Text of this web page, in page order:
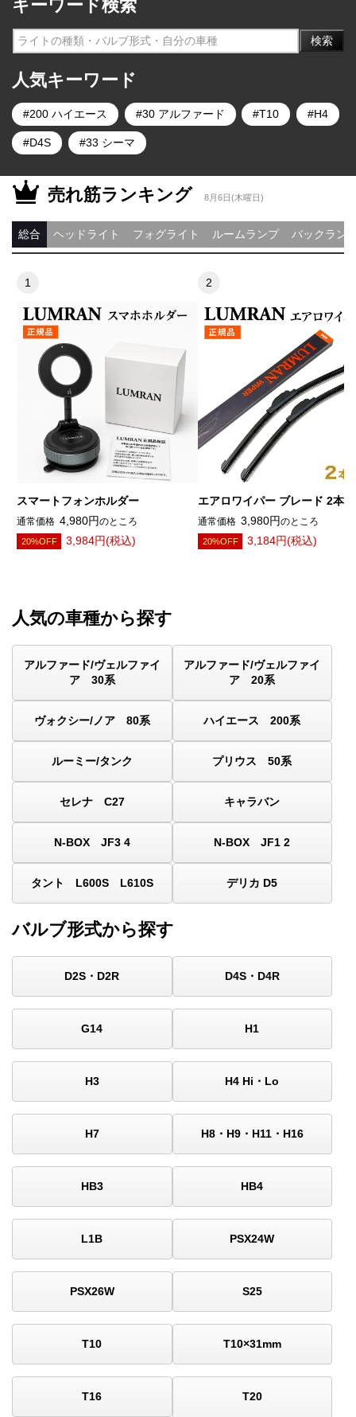
キーワード検索
検索
人気キーワード
200 ハイエース 30 アルファード T10 H4
D4S 33 シーマ
売れ筋ランキング 8月6日(木曜日)
ヘッドライト フォグライト ルームランプ バックラン
総合
スマートフォンホルダー
通常価格 4,980円のところ
20%OFF 3,984円(税込)
エアロワイパー ブレード 2本
通常価格 3,980円のところ
20%OFF 3,184円(税込)
人気の車種から探す
アルファード/ヴェルファイ
ア 30系
アルファード/ヴェルファイ
ア 20系
ヴォクシー/ノア 80系 ハイエース 200系
ルーミー/タンク プリウス 50系
セレナ C27 キャラバン
N-BOX JF3 4 N-BOX JF1 2
タント L600S L610S デリカ D5
バルブ形式から探す
D2S・D2R D4S・D4R
G14 H1
H3 H4 Hi・Lo
H7 H8・H9・H11・H16
HB3 HB4
L1B PSX24W
PSX26W S25
T10 T10×31mm
T16 T20